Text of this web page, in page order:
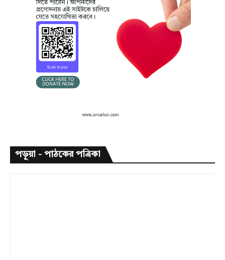
পড়ুয়া - পাঠকের পত্রিকা